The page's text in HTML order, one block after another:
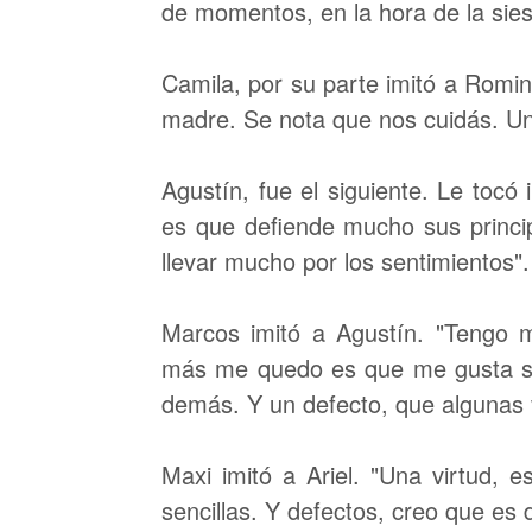
de momentos, en la hora de la
Camila, por su parte imitó a
madre. Se nota que nos cuidás.
Agustín, fue el siguiente. Le tocó
es que defiende mucho sus
llevar mucho por los sentimientos".
Marcos imitó a Agustín. "Tengo
más me quedo es que me gusta
demás. Y un defecto, que
Maxi imitó a Ariel. "Una virtud,
sencillas. Y defectos, creo que es